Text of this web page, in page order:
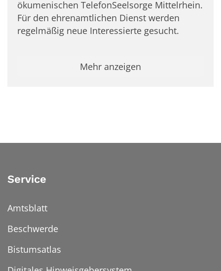
ökumenischen TelefonSeelsorge Mittelrhein.
Für den ehrenamtlichen Dienst werden
regelmäßig neue Interessierte gesucht.
Mehr anzeigen
Service
Amtsblatt
Beschwerde
Bistumsatlas